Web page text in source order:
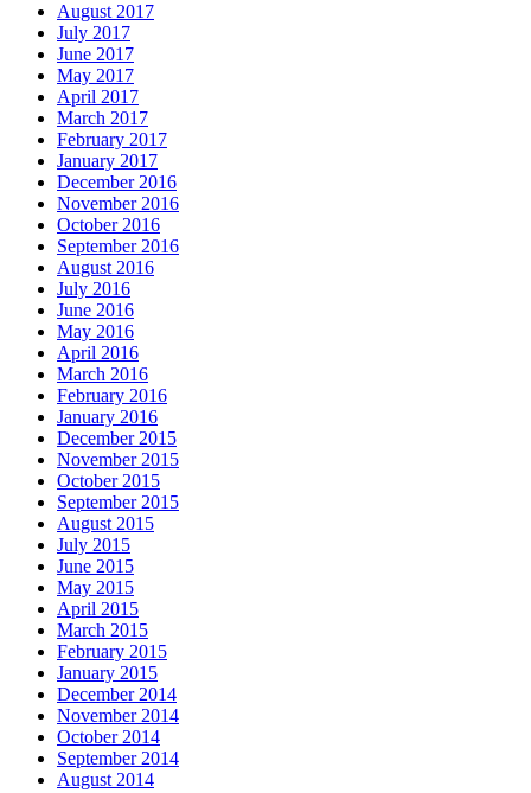
August 2017
July 2017
June 2017
May 2017
April 2017
March 2017
February 2017
January 2017
December 2016
November 2016
October 2016
September 2016
August 2016
July 2016
June 2016
May 2016
April 2016
March 2016
February 2016
January 2016
December 2015
November 2015
October 2015
September 2015
August 2015
July 2015
June 2015
May 2015
April 2015
March 2015
February 2015
January 2015
December 2014
November 2014
October 2014
September 2014
August 2014